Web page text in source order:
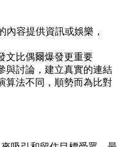
內容提供資訊或娛樂，
文比偶爾爆發更重要
與討論，建立真實的連結
算法不同，順勢而為比對